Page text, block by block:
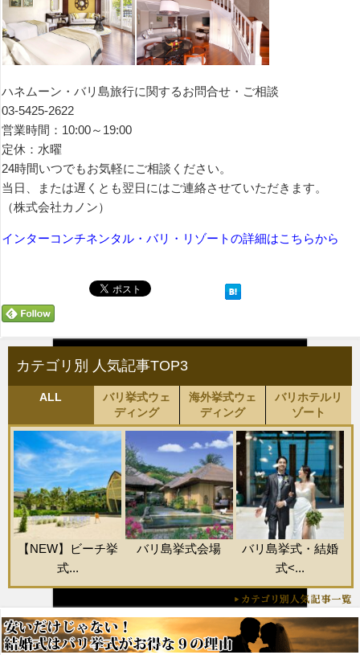
ハネムーン・バリ島旅行に関するお問合せ・ご相談
03-5425-2622
営業時間：10:00～19:00
定休：水曜
24時間いつでもお気軽にご相談ください。
当日、または遅くとも翌日にはご連絡させていただきます。
（株式会社カノン）
インターコンチネンタル・バリ・リゾートの詳細はこちらから
カテゴリ別 人気記事TOP3
ALL
バリ挙式ウェ
ディング
海外挙式ウェ
ディング
バリホテルリ
ゾート
【NEW】ビーチ挙
式...
バリ島挙式会場
バリ島挙式・結婚
式<...